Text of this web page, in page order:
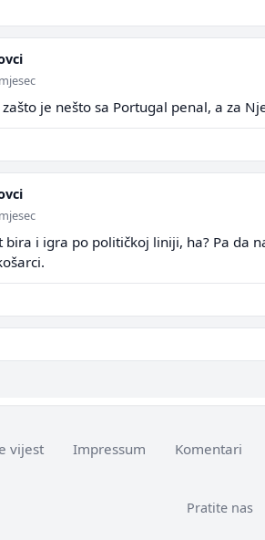
je nešto sa Portugal penal, a za
bira i igra po političkoj liniji, ha? Pa da
vijest Impressum Komentari
Pratite nas